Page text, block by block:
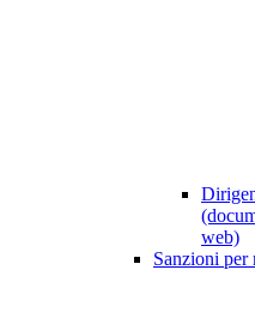
web)
Sanzioni per